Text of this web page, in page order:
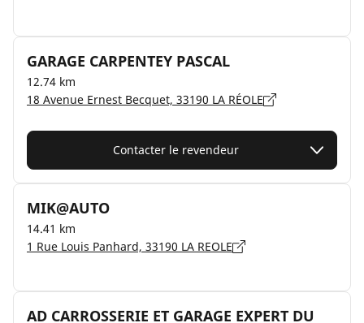
GARAGE CARPENTEY PASCAL
12.74 km
18 Avenue Ernest Becquet, 33190 LA RÉOLE
Contacter le revendeur
MIK@AUTO
14.41 km
1 Rue Louis Panhard, 33190 LA REOLE
AD CARROSSERIE ET GARAGE EXPERT DU